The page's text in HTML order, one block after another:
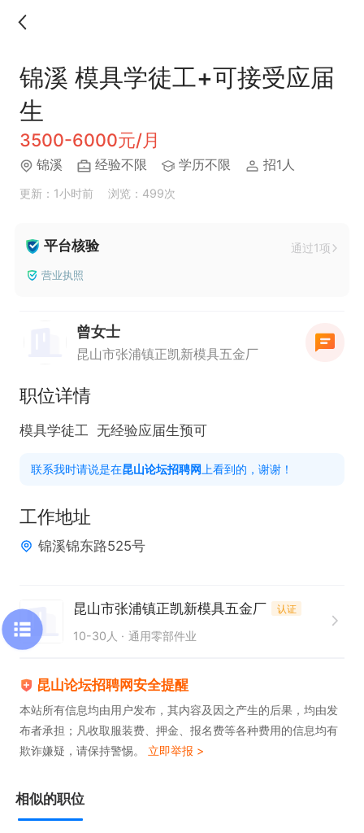
锦溪 模具学徒工+可接受应届
生
3500-6000元/月
锦溪 经验不限 学历不限 招1人
更新：1小时前 浏览：499次
平台核验 通过1项
营业执照
曾女士
昆山市张浦镇正凯新模具五金厂
职位详情
模具学徒工  无经验应届生预可
联系我时请说是在昆山论坛招聘网 上看到的，谢谢！
工作地址
锦溪锦东路525号
昆山市张浦镇正凯新模具五金厂 认证
10-30人 通用零部件业
昆山论坛招聘网安全提醒
本站所有信息均由用户发布，其内容及因之产生的后果，均由发
布者承担；凡收取服装费、押金、报名费等各种费用的信息均有
欺诈嫌疑，请保持警惕。 立即举报 >
相似的职位